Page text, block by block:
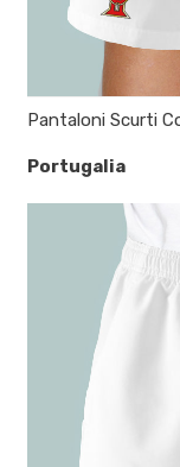
Portugalia
Pantaloni Scurti